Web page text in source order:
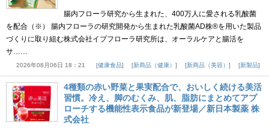
腸内フローラ研究から生まれた、400万人に愛される乳酸菌
を配合（※） 腸内フローラの研究開発から生まれた乳酸菌AD株®を用いた製品
づくりに取り組む株式会社イブフローラ研究所は、オーラルケアと腸活を
サ……
2026年08月06日 18：21 健康食品 新商品（健康） 新商品（美容） 新製品
4種類の赤い野菜と果実配合で、おいしく続ける美活
習慣。冷え、脚のむくみ、肌、脂肪にまとめてアプ
ローチする機能性表示食品が新登場／新日本製薬 株
式会社